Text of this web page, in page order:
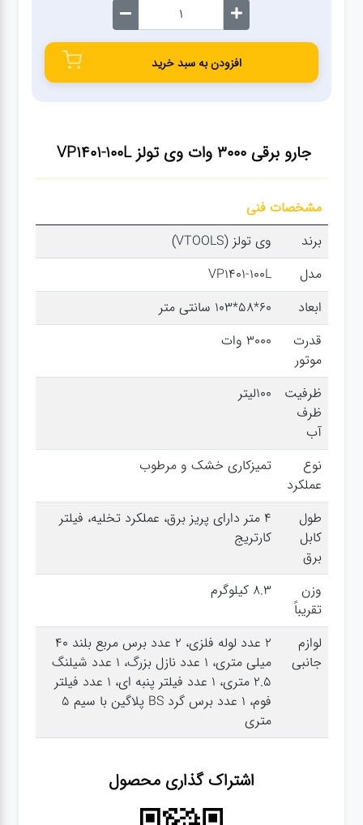
صفحه
آچار ها
کیف و
جبعه
ابزار
انواع
باتری ها
پمپ
تجهیزات
کمپ
گجت
قفل
جارو برقی 3000 وات وی تولز VP1401-100L
مشخصات فنی
برند
وی تولز (VTOOLS)
مدل
VP1401-100L
ابعاد
60*58*103 سانتی متر
قدرت
موتور
3000 وات
ظرفیت
ظرف
آب
100لیتر
نوع
عملکرد
تمیزکاری خشک و مرطوب
طول
کابل
برق
4 متر دارای پریز برق، عملکرد تخلیه، فیلتر
کارتریج
وزن
تقریباً
8.3 کیلوگرم
لوازم
جانبی
2 عدد لوله فلزی، 2 عدد برس مربع بلند 40
میلی متری، 1 عدد نازل بزرگ، 1 عدد شیلنگ
2.5 متری، 1 عدد فیلتر پنبه ای، 1 عدد فیلتر
فوم، 1 عدد برس گرد BS پلاگین با سیم 5
متری
اشتراک گذاری محصول
افزودن به سبد خرید